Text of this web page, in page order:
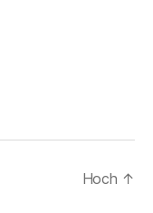
Hoch ↑